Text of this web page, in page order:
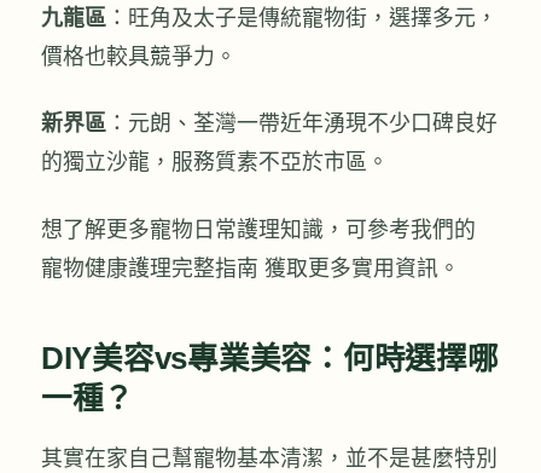
九龍區 ：旺角及太子是傳統寵物街，選擇多元，
價格也較具競爭力。
新界區 ：元朗、荃灣一帶近年湧現不少口碑良好
的獨立沙龍，服務質素不亞於市區。
想了解更多寵物日常護理知識，可參考我們的
寵物健康護理完整指南 獲取更多實用資訊。
DIY美容vs專業美容：何時選擇哪
一種？
其實在家自己幫寵物基本清潔，並不是甚麼特別